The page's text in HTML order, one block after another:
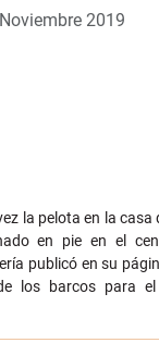
2019
la pelota en la casa
en pie en el
publicó en su
los barcos para